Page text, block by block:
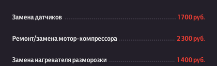
Замена датчиков 1 700 руб.
Ремонт/замена мотор-компрессора 2 300 руб.
Замена нагревателя разморозки 1 400 руб.